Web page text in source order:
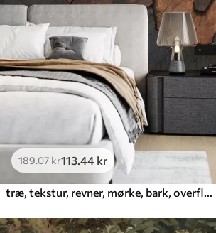
Premium vinyl
516 .67310.00
Peel and Stick
kr/m²
189.07kr113 .44 kr